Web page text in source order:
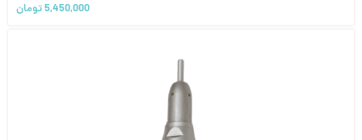
5,450,000تومان